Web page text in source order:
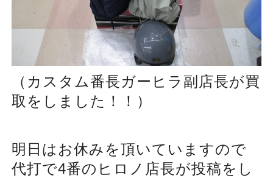
（カスタム番長ガーヒラ副店長が買
取をしました！！）
明日はお休みを頂いていますので
代打で4番のヒロノ店長が投稿をし